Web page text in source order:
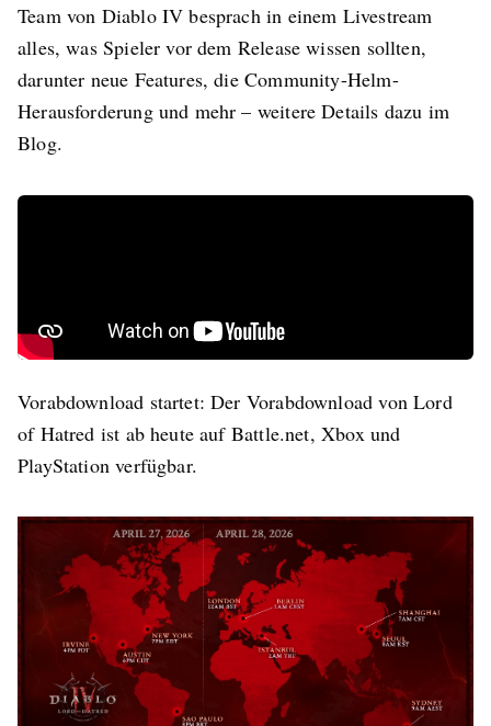
Team von Diablo IV besprach in einem Livestream
alles, was Spieler vor dem Release wissen sollten,
darunter neue Features, die Community-Helm-
Herausforderung und mehr – weitere Details dazu im
Blog.
Vorabdownload startet: Der Vorabdownload von Lord
of Hatred ist ab heute auf Battle.net, Xbox und
PlayStation verfügbar.